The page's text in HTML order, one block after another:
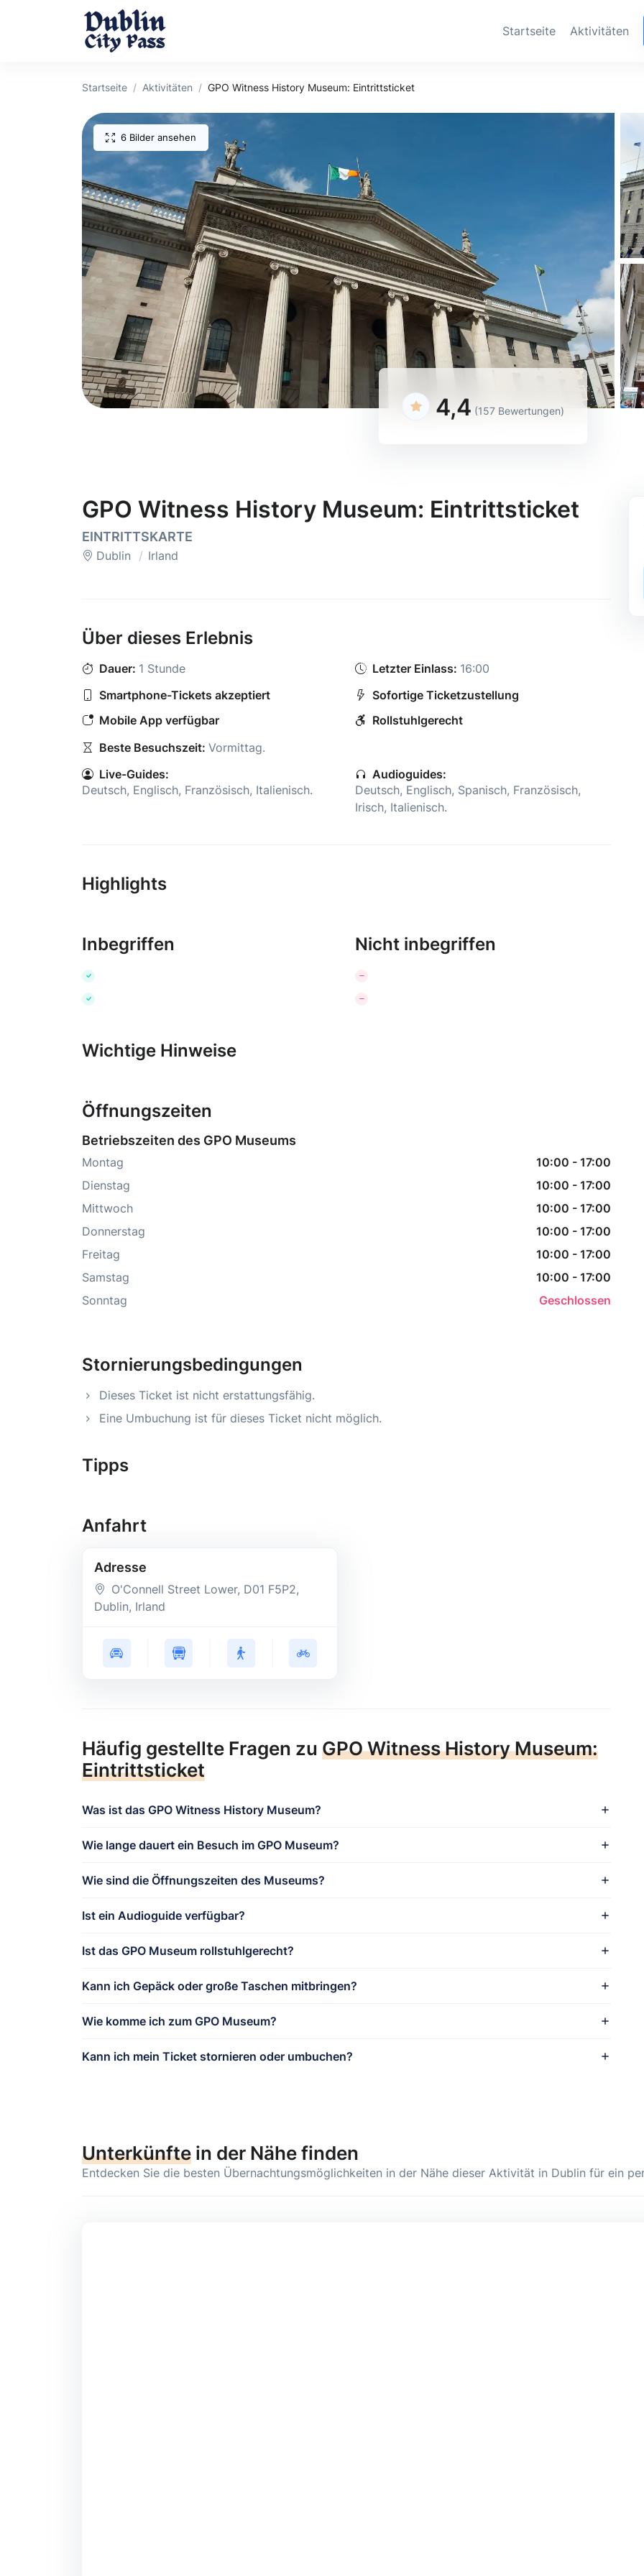
Startseite Aktivitäten
Startseite Aktivitäten GPO Witness History Museum: Eintrittsticket
6 Bilder ansehen
4,4 (157 Bewertungen)
GPO Witness History Museum: Eintrittsticket
EINTRITTSKARTE
Dublin Irland
Über dieses Erlebnis
Dauer: 1 Stunde Letzter Einlass: 16:00
Smartphone-Tickets akzeptiert
Sofortige Ticketzustellung
Mobile App verfügbar
Rollstuhlgerecht
Beste Besuchszeit: Vormittag.
Live-Guides:
Deutsch, Englisch, Französisch, Italienisch.
Audioguides:
Deutsch, Englisch, Spanisch, Französisch,
Irisch, Italienisch.
Highlights
Inbegriffen Nicht inbegriffen
Wichtige Hinweise
Öffnungszeiten
Betriebszeiten des GPO Museums
Montag 10:00 - 17:00
Dienstag
10:00 - 17:00
Mittwoch
10:00 - 17:00
Donnerstag
10:00 - 17:00
Freitag
10:00 - 17:00
Samstag
10:00 - 17:00
Sonntag
Geschlossen
Stornierungsbedingungen
Dieses Ticket ist nicht erstattungsfähig.
Eine Umbuchung ist für dieses Ticket nicht möglich.
Tipps
Anfahrt
Adresse
O'Connell Street Lower, D01 F5P2,
Dublin, Irland
Häufig gestellte Fragen zu GPO Witness History Museum:
Eintrittsticket
Was ist das GPO Witness History Museum?
Wie lange dauert ein Besuch im GPO Museum?
Wie sind die Öffnungszeiten des Museums?
Ist ein Audioguide verfügbar?
Ist das GPO Museum rollstuhlgerecht?
Kann ich Gepäck oder große Taschen mitbringen?
Wie komme ich zum GPO Museum?
Kann ich mein Ticket stornieren oder umbuchen?
Unterkünfte in der Nähe finden
Entdecken Sie die besten Übernachtungsmöglichkeiten in der Nähe dieser Aktivität in Dublin für ein